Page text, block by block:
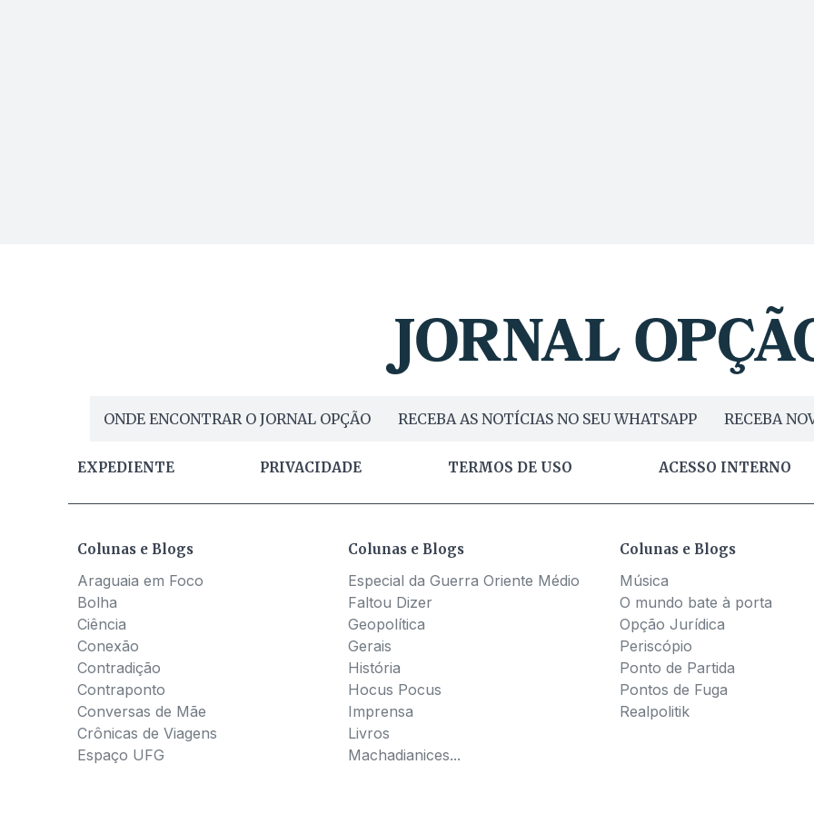
ONDE ENCONTRAR O JORNAL OPÇÃO RECEBA AS NOTÍCIAS NO SEU WHATSAPP RECEBA
EXPEDIENTE PRIVACIDADE TERMOS DE USO ACESSO INTERNO
Colunas e Blogs
Araguaia em Foco
Bolha
Ciência
Conexão
Contradição
Contraponto
Conversas de Mãe
Crônicas de Viagens
Espaço UFG
Colunas e Blogs
Especial da Guerra Oriente Médio
Faltou Dizer
Geopolítica
Gerais
História
Hocus Pocus
Imprensa
Livros
Machadianices...
Colunas e Blogs
Música
O mundo bate à porta
Opção Jurídica
Periscópio
Ponto de Partida
Pontos de Fuga
Realpolitik